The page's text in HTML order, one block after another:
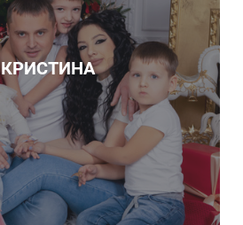
КРИСТИНА